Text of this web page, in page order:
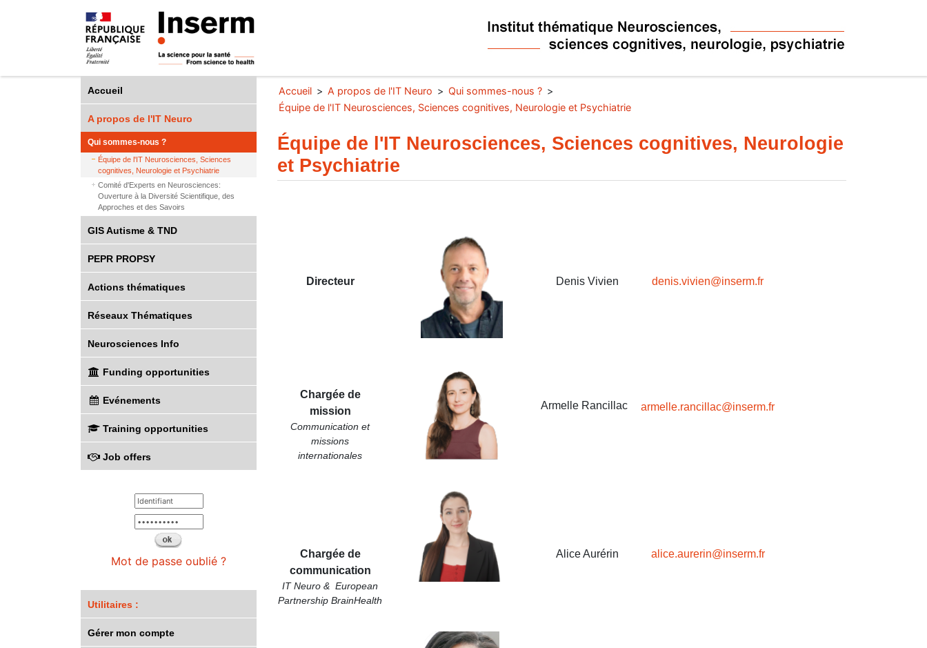
Accueil
A propos de l'IT Neuro
Qui sommes-nous ?
Équipe de l'IT Neurosciences, Sciences
cognitives, Neurologie et Psychiatrie
Comité d'Experts en Neurosciences:
Ouverture à la Diversité Scientifique, des
Approches et des Savoirs
GIS Autisme & TND
PEPR PROPSY
Actions thématiques
Réseaux Thématiques
Neurosciences Info
Funding opportunities
Evénements
Training opportunities
Job offers
Mot de passe oublié ?
Utilitaires :
Gérer mon compte
Accueil A propos de l'IT Neuro
Qui sommes-nous ?
Équipe de l'IT Neurosciences, Sciences cognitives, Neurologie et Psychiatrie
Équipe de l'IT Neurosciences, Sciences cognitives, Neurologie
et Psychiatrie
Directeur Denis Vivien denis.vivien@inserm.fr
Chargée de
mission
Communication et
missions
internationales
Armelle Rancillac armelle.rancillac@inserm.fr
Chargée de
communication
IT Neuro & European
Partnership BrainHealth
Alice Aurérin alice.aurerin@inserm.fr